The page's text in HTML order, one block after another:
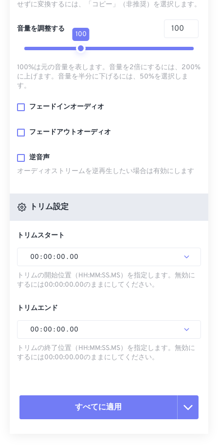
せずに変換するには、「コピー」（非推奨）を選択します。
音量を調整する
100
100%は元の音量を表します。音量を2倍にするには、200%
に上げます。音量を半分に下げるには、50%を選択しま
す。
フェードインオーディオ
フェードアウトオーディオ
逆音声
オーディオストリームを逆再生したい場合は有効にします
トリム設定
トリムスタート
00 : 00 : 00 . 00
トリムの開始位置（HH:MM:SS.MS）を指定します。無効に
するには00:00:00.00のままにしてください。
トリムエンド
00 : 00 : 00 . 00
トリムの終了位置（HH:MM:SS.MS）を指定します。無効に
するには00:00:00.00のままにしてください。
すべてに適用